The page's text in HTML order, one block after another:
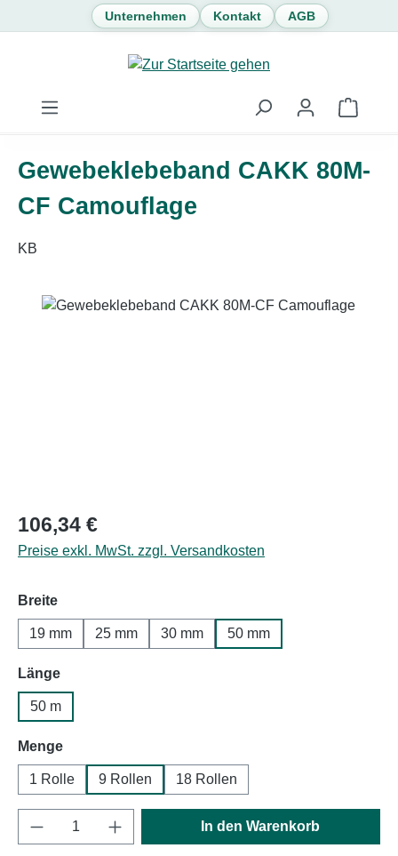
Zum Hauptinhalt springen
Unternehmen Kontakt AGB
Gewebeklebeband CAKK 80M-
CF Camouflage
KB
Bildergalerie überspringen
Regulärer Preis:
106,34 €
Preise exkl. MwSt. zzgl. Versandkosten
Breiteauswählen
19 mm 25 mm 30 mm 50 mm
Längeauswählen
50 m
Mengeauswählen
1 Rolle 9 Rollen 18 Rollen
Produkt Anzahl: Gib den gewünschten
In den Warenkorb